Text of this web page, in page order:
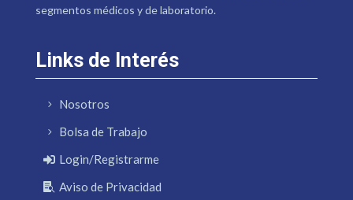
segmentos médicos y de laboratorio.
Links de Interés
Nosotros
Bolsa de Trabajo
Login/Registrarme
Aviso de Privacidad